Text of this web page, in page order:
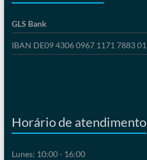
GLS Bank
IBAN DE09 4306 0967 1171 7883 01
Horário de atendimento
Lunes: 10:00 - 16:00